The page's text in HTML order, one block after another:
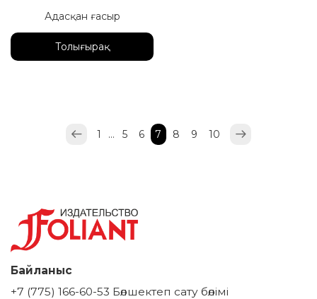
Адасқан ғасыр
Толығырақ
1 … 5 6 7 8 9 10
Байланыс
+7 (775) 166-60-53 Бөлшектеп сату бөлімі